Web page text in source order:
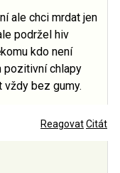
ale chci mrdat jen
podržel hiv
kdo není
pozitivní chlapy
vždy bez gumy.
ReagovatCitát